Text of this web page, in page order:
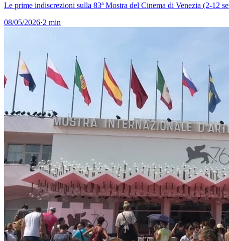
Le prime indiscrezioni sulla 83ª Mostra del Cinema di Venezia (2-12
08/05/2026·2 min